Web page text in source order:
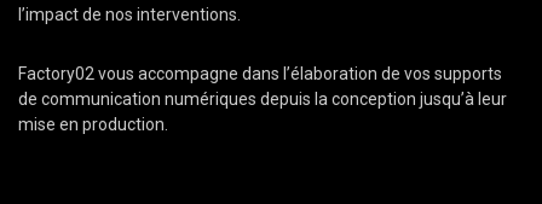
l’impact de nos interventions.
Factory02 vous accompagne dans l’élaboration de vos supports
de communication numériques depuis la conception jusqu’à leur
mise en production.